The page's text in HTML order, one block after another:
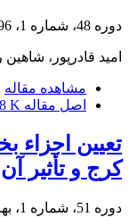
دوره 48، شماره 1، 1396، صفحه
امید قادرپور،
مشاهده مقاله
اصل مقاله K
تعیین اجزاء
کرج و تأثیر آن
دوره 51، شماره 1، بهار 1399، صفحه